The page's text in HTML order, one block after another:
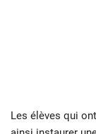
Les élèves qui